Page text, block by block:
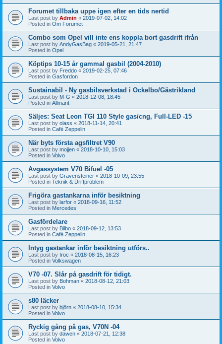
Forumet tillbaka uppe igen efter en tids nertid
Last post by Admin « 2019-07-02, 14:02
Posted in Om Forumet
Combo som Opel vill inte ens koppla bort gasdrift ifrån
Last post by AndyGasBag « 2019-05-21, 21:47
Posted in Opel
Köptips 10-15 år gammal gasbil (2004-2010)
Last post by Freddo « 2019-02-25, 07:46
Posted in Gasfordon
Sustainabil - Ny gasbilsverkstad i Ockelbo/Gästrikland
Last post by M-G « 2018-12-08, 18:45
Posted in Allmänt
Säljes: Seat Leon TGI 110 Style gas/cng, Full-LED -15
Last post by olass « 2018-11-14, 20:41
Posted in Café Zeppelin
När byts första agsfiltret V90
Last post by mojjen « 2018-10-10, 15:03
Posted in Volvo
Avgassystem V70 Bifuel -05
Last post by Gravensteiner « 2018-10-09, 23:55
Posted in Teknik & Driftproblem
Frigöra gastankarna inför besiktning
Last post by larfor « 2018-09-16, 11:52
Posted in Mercedes
Gasfördelare
Last post by Bilbo « 2018-09-12, 13:53
Posted in Café Zeppelin
Intyg gastankar inför besiktning utförs..
Last post by Iroc « 2018-08-15, 16:23
Posted in Volkswagen
V70 -07. Slår på gasdrift för tidigt.
Last post by Bohman « 2018-08-12, 21:03
Posted in Volvo
s80 läcker
Last post by björn « 2018-08-10, 15:34
Posted in Volvo
Ryckig gång på gas, V70N -04
Last post by dawen « 2018-07-21, 12:38
Posted in Volvo